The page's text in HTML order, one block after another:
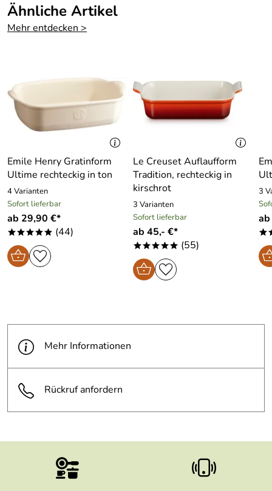
Ähnliche Artikel
Mehr entdecken >
Emile Henry Gratinform
Ultime rechteckig in ton
4 Varianten
Sofort lieferbar
ab 29,90 €*
***** (44)
Le Creuset Auflaufform
Tradition, rechteckig in
kirschrot
3 Varianten
Sofort lieferbar
ab 45,- €*
***** (55)
3
Mehr Informationen
Rückruf anfordern